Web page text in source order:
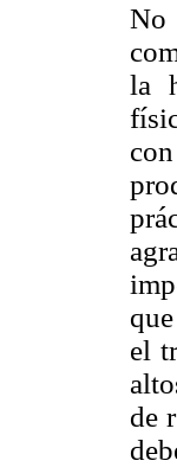
No
la
el
de